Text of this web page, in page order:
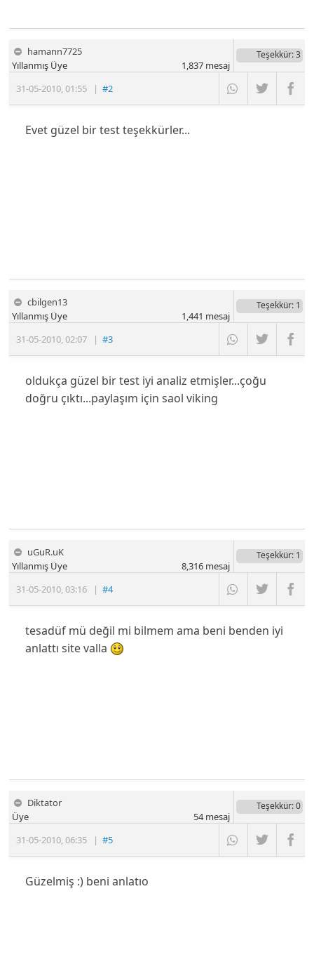
hamann7725
31-05-2010,01:55 |#2
Yıllanmış Üye
Teşekkür: 3
1,837mesaj
Evet güzel bir test teşekkürler...
cbilgen13
31-05-2010,02:07 |#3
Yıllanmış Üye
Teşekkür: 1
1,441 mesaj
oldukça güzel bir test iyi analiz etmişler...çoğu
doğru çıktı...paylaşım için saol viking
uGuR.uK
31-05-2010,03:16 |#4
Yıllanmış Üye
Teşekkür: 1
8,316mesaj
tesadüf mü değil mi bilmem ama beni benden iyi
anlattı site valla
Diktator
31-05-2010,06:35 |#5
Üye
Teşekkür: 0
54mesaj
Güzelmiş :) beni anlatıo